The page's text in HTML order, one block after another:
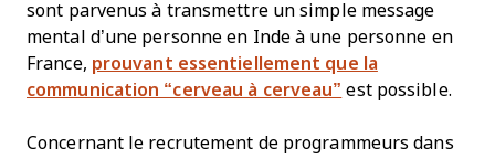
sont parvenus à transmettre un simple message
mental d’une personne en Inde à une personne en
France, prouvant essentiellement que la
communication “cerveau à cerveau” est possible.
Concernant le recrutement de programmeurs dans